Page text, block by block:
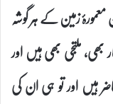
زمین کے ہر گوشہ
ملتجی بھی ہیں اور
ہیں اور تو ہی ان کی